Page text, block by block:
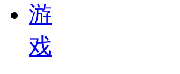
游
戏